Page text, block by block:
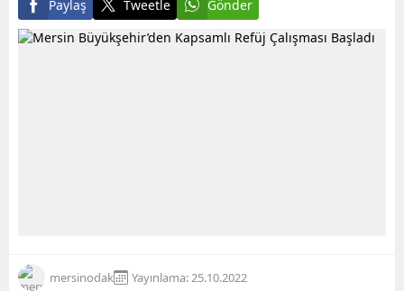
Paylaş Tweetle Gönder
mersinodak Yayınlama: 25.10.2022